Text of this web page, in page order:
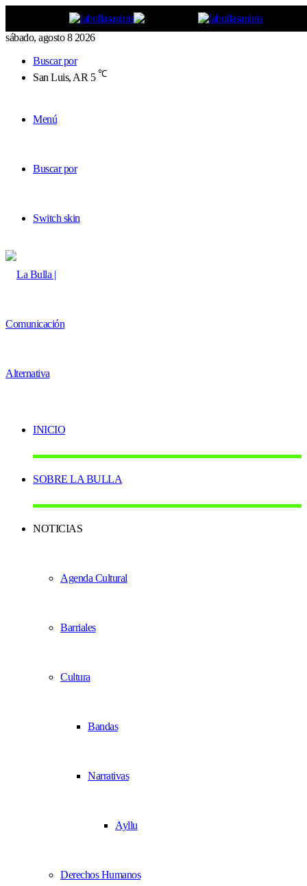
sábado, agosto 8 2026
Buscar por
San Luis, AR 5 ℃
Menú
Buscar por
Switch skin
INICIO
SOBRE LA BULLA
NOTICIAS
Agenda Cultural
Barriales
Cultura
Bandas
Narrativas
Ayllu
Derechos Humanos